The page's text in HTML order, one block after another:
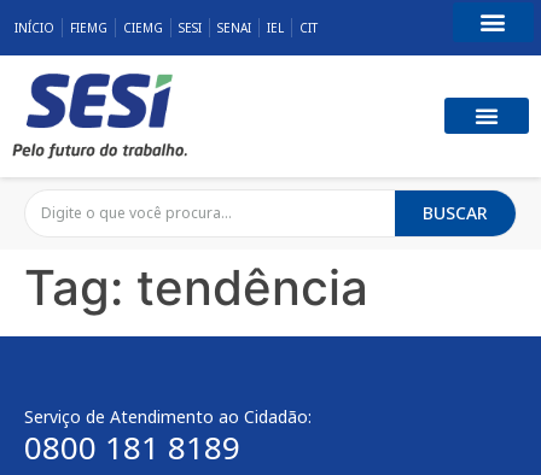
INÍCIO FIEMG CIEMG SESI SENAI IEL CIT
BUSCAR
Tag: tendência
Serviço de Atendimento ao Cidadão:
0800 181 8189